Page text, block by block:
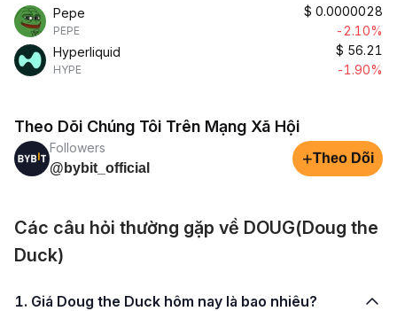
Pepe
PEPE
$ 0.0000028
-2.10%
Hyperliquid
HYPE
$ 56.21
-1.90%
Theo Dõi Chúng Tôi Trên Mạng Xã Hội
Followers
@bybit_official
+Theo Dõi
Các câu hỏi thường gặp về DOUG(Doug the
Duck)
1. Giá Doug the Duck hôm nay là bao nhiêu?